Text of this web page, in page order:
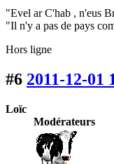
"Evel ar C'hab , n'eus
"Il n'y a pas de pays
Hors ligne
#6 2011-12-01
Loïc
Modérateurs